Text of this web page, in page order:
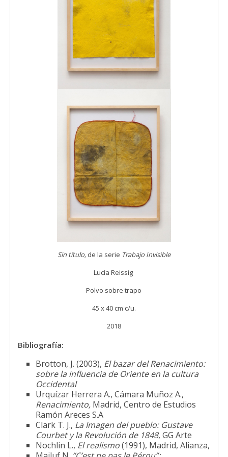
Sin título, de la serie Trabajo Invisible
Lucía Reissig
Polvo sobre trapo
45 x 40 cm c/u.
2018
Bibliografía:
Brotton, J. (2003), El bazar del Renacimiento:
sobre la influencia de Oriente en la cultura
Occidental
Urquízar Herrera A., Cámara Muñoz A.,
Renacimiento,Madrid, Centro de Estudios
Ramón Areces S.A
Clark T. J., La Imagen del pueblo: Gustave
Courbet y la Revolución de 1848, GG Arte
Nochlin L., El realismo(1991), Madrid, Alianza,